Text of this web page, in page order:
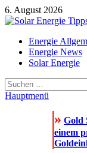
Zum
Inhalt
6. August 2026
Solar Energie Tipps
Solar Energie und
Energie
Energie News
Solar Energie
Suchen
nach:
Hauptmenü
» Gold
einem